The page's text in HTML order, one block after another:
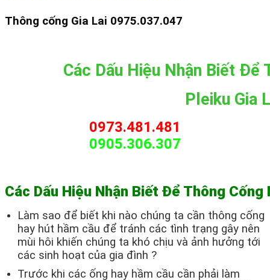
Thông cống Gia Lai 0975.037.047
Các Dấu Hiệu Nhận Biết Để
Pleiku Gia
0973.481.481
0905.306.307
Các Dấu Hiệu Nhận Biết Để Thông
Làm sao để biết khi nào chúng ta cần thông cống
hay hút hầm cầu để tránh các tình trạng gây nên
mùi hôi khiến chúng ta khó chịu và ảnh hưởng tới
các sinh hoạt của gia đình ?
Trước khi các ống hay hầm cầu cần phải làm